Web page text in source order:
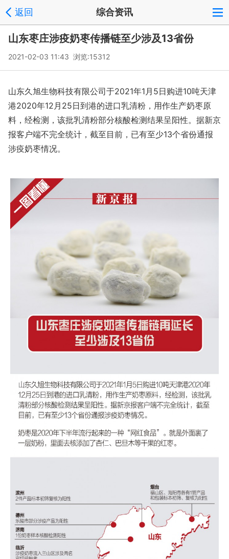
返回 综合资讯
山东枣庄涉疫奶枣传播链至少涉及13省份
2021-02-03 11:43 浏览:15312
山东久旭生物科技有限公司于2021年1月5日购进10吨天津
港2020年12月25日到港的进口乳清粉，用作生产奶枣原
料，经检测，该批乳清粉部分核酸检测结果呈阳性。据新京
报客户端不完全统计，截至目前，已有至少13个省份通报
涉疫奶枣情况。